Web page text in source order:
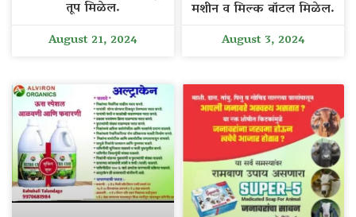
तूप मिळेल.
August 21, 2024
मशीन व मिल्क बॉटल मिळेल.
August 3, 2024